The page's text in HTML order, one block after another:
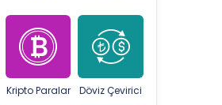
Kripto Paralar Döviz Çevirici